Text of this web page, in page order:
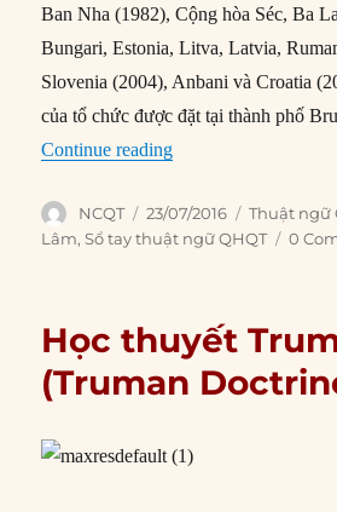
Ban Nha (1982), Cộng hòa Séc, Ba
Bungari, Estonia, Litva, Latvia,
Slovenia (2004), Anbani và Croatia
của tổ chức được đặt tại thành phố
Continue reading“Tổ chức Hiệp ước
Author
NCQT
Posted
on
23/07/2016 Categories
Thuật ngữ
Lâm,Sổ tay thuật ngữ QHQT 0
Học thuyết
(Truman